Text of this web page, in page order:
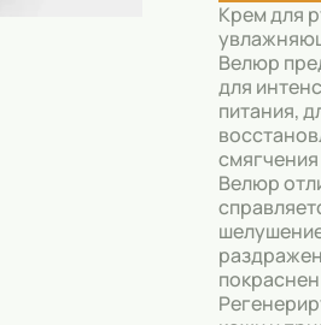
Крем для
Велюр
для
питания,
Велюр